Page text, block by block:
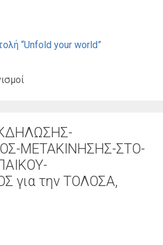
“Unfold your world”
ΜΕΤΑΚΙΝΗΣΗΣ-ΣΤΟ-
για την ΤΟΛΟΣΑ,